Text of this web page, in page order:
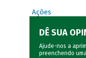
Ações
DÊ SUA
Ajude-nos a
preenchendo